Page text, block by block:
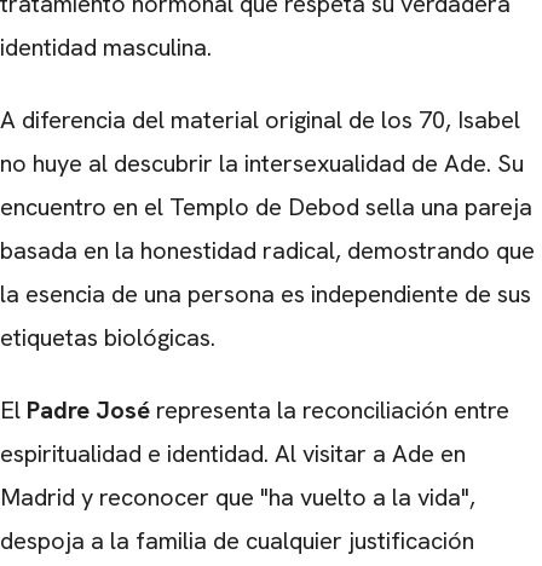
identidad masculina.
A diferencia del material original de los 70, Isabel
no huye al descubrir la intersexualidad de Ade. Su
encuentro en el Templo de Debod sella una pareja
basada en la honestidad radical, demostrando que
la esencia de una persona es independiente de sus
etiquetas biológicas.
El Padre José representa la reconciliación entre
espiritualidad e identidad. Al visitar a Ade en
Madrid y reconocer que "ha vuelto a la vida",
despoja a la familia de cualquier justificación